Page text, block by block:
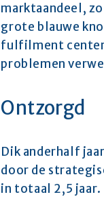
marktaandeel,
grote blauwe
fulfilment center
problemen
Ontzorgd
Dik anderhalf
door de
in totaal 2,5